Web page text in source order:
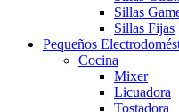
Sillas
Sillas Fijas
Pequeños
Cocina
Mixer
Licuadora
Tostadora